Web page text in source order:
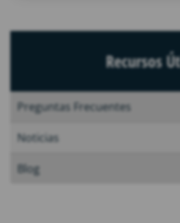
Recursos
Preguntas Frecuentes
Noticias
Blog